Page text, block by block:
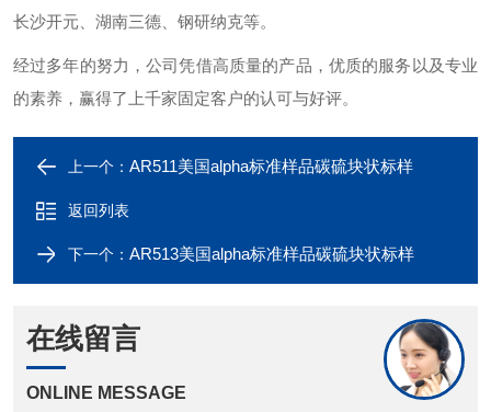
长沙开元、湖南三德、钢研纳克等。
经过多年的努力，公司凭借高质量的产品，优质的服务以及专业
的素养，赢得了上千家固定客户的认可与好评。
上一个： AR511美国alpha标准样品碳硫块状标样
返回列表
下一个： AR513美国alpha标准样品碳硫块状标样
在线留言
ONLINE MESSAGE